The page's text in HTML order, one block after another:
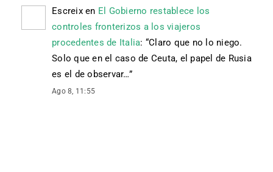
Escreixen El Gobierno restablece los
controles fronterizos a los viajeros
procedentes de Italia: “Claro que no lo niego.
Solo que en el caso de Ceuta, el papel de Rusia
es el de observar…”
Ago 8, 11:55